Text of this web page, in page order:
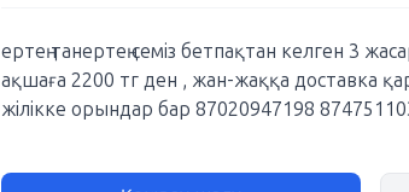
ертең танертең семіз бетпақтан келген 3
ақшаға 2200 тг ден , жан-жаққа доставка
жілікке орындар бар 87020947198